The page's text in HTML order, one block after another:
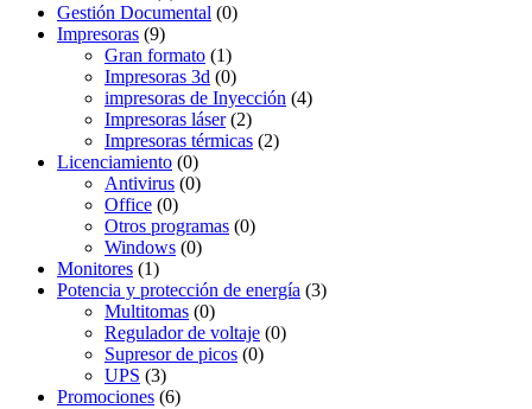
Gestión Documental (0)
Impresoras (9)
Gran formato (1)
Impresoras 3d (0)
impresoras de Inyección (4)
Impresoras láser (2)
Impresoras térmicas (2)
Licenciamiento (0)
Antivirus (0)
Office (0)
Otros programas (0)
Windows (0)
Monitores (1)
Potencia y protección de energía (3)
Multitomas (0)
Regulador de voltaje (0)
Supresor de picos (0)
UPS (3)
Promociones (6)